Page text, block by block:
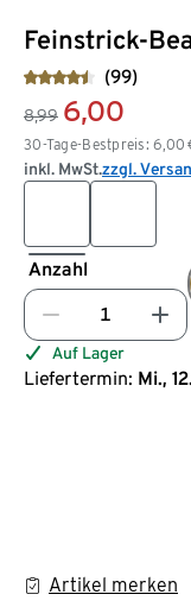
Feinstrick-
(99)
8,99 6,00
30-Tage-Bestpreis: 6,00
inkl. MwSt.zzgl.
Anzahl
Auf Lager
Liefertermin: Mi.,
Artikel merken